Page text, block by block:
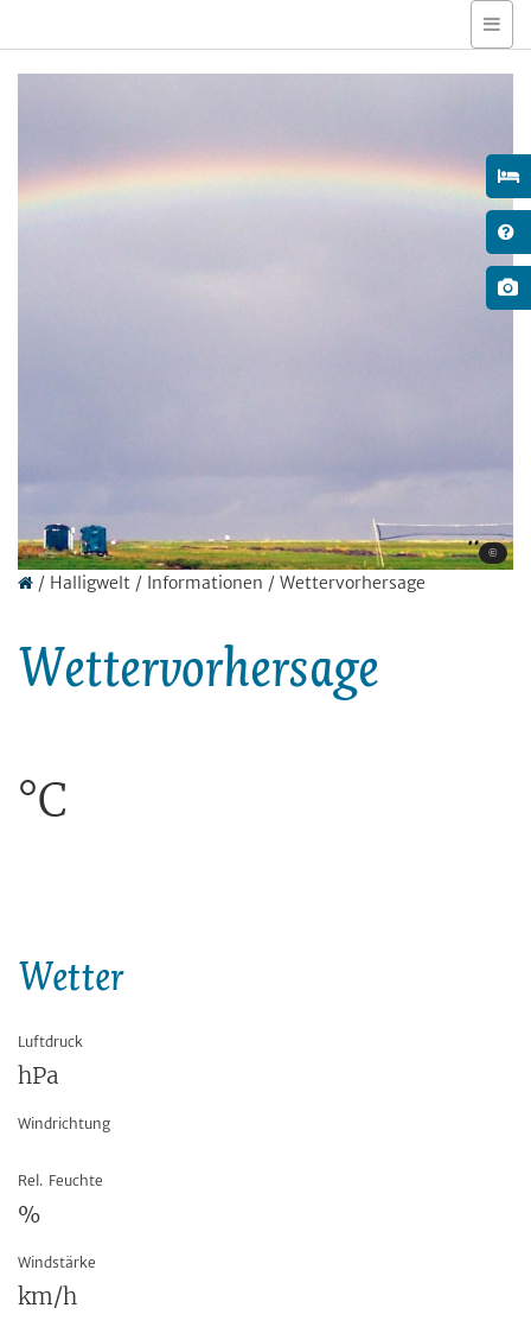
©
/ Halligwelt / Informationen / Wettervorhersage
Wettervorhersage
°C
Wetter
Luftdruck
hPa
Windrichtung
Rel. Feuchte
%
Windstärke
km/h